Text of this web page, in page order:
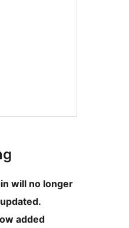
will no longer
added